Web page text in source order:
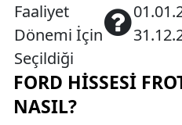
Faaliyet
Dönemi İçin
Seçildiği
FORD HISSESI
NASIL?